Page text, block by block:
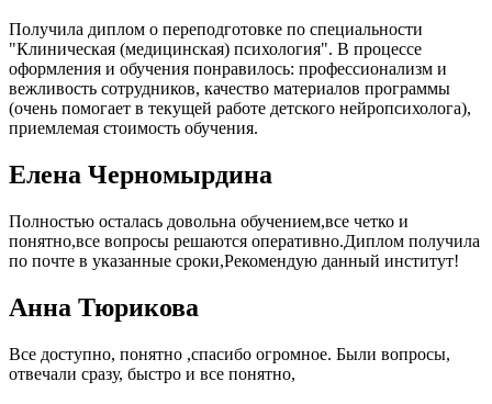
Получила диплом о переподготовке по специальности
"Клиническая (медицинская) психология". В процессе
оформления и обучения понравилось: профессионализм и
вежливость сотрудников, качество материалов программы
(очень помогает в текущей работе детского нейропсихолога),
приемлемая стоимость обучения.
Елена Черномырдина
Полностью осталась довольна обучением,все четко и
понятно,все вопросы решаются оперативно.Диплом получила
по почте в указанные сроки,Рекомендую данный институт!
Анна Тюрикова
Все доступно, понятно ,спасибо огромное. Были вопросы,
отвечали сразу, быстро и все понятно,